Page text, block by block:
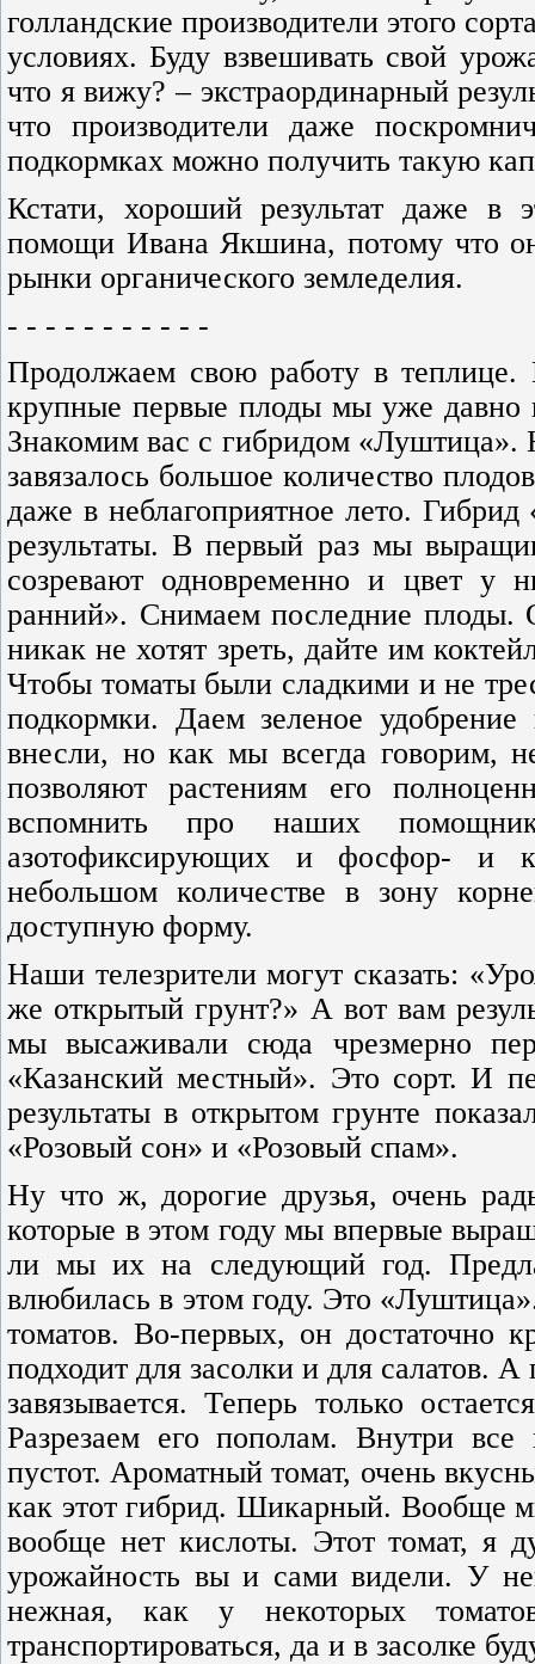
голландские производители этого
условиях. Буду взвешивать свой
что я вижу? – экстраординарный
что производители даже
подкормках можно получить такую
Кстати, хороший результат даже в
помощи Ивана Якшина, потому что
рынки органического земледелия.
- - - - - - - - - - -
Продолжаем свою работу в
крупные первые плоды мы уже давно
Знакомим вас с гибридом «Луштица».
завязалось большое количество
даже в неблагоприятное лето.
результаты. В первый раз мы
созревают одновременно и цвет у
ранний». Снимаем последние
никак не хотят зреть, дайте им
Чтобы томаты были сладкими и не
подкормки. Даем зеленое
внесли, но как мы всегда говорим,
позволяют растениям его
вспомнить про наших
азотофиксирующих и фосфор- и
небольшом количестве в зону
доступную форму.
Наши телезрители могут сказать:
же открытый грунт?» А вот вам
мы высаживали сюда чрезмерно
«Казанский местный». Это сорт. И
результаты в открытом грунте
«Розовый сон» и «Розовый спам».
Ну что ж, дорогие друзья, очень
которые в этом году мы впервые
ли мы их на следующий год.
влюбилась в этом году. Это
томатов. Во-первых, он
подходит для засолки и для салатов.
завязывается. Теперь только
Разрезаем его пополам. Внутри
пустот. Ароматный томат, очень
как этот гибрид. Шикарный. Вообще
вообще нет кислоты. Этот томат, я
урожайность вы и сами видели. У
нежная, как у некоторых
транспортироваться, да и в засолке